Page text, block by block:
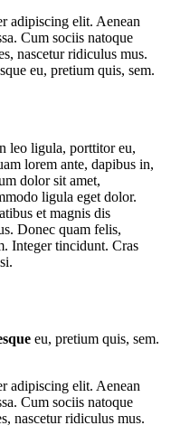
adipiscing elit. Aenean
Cum sociis natoque
nascetur ridiculus mus.
eu, pretium quis, sem.
leo ligula, porttitor eu,
lorem ante, dapibus in,
dolor sit amet,
ligula eget dolor.
et magnis dis
Donec quam felis,
Integer tincidunt. Cras
eu, pretium quis, sem.
adipiscing elit. Aenean
Cum sociis natoque
nascetur ridiculus mus.